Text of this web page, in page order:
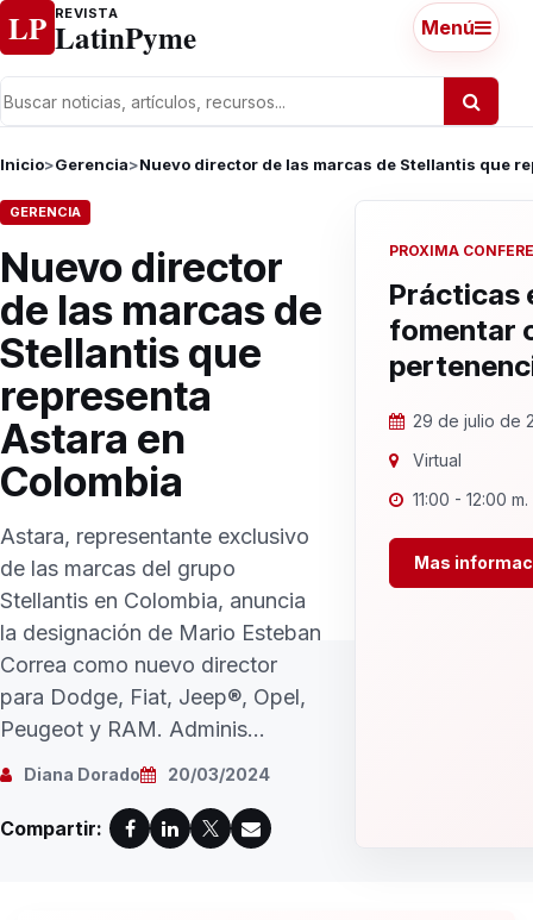
Ir al contenido
LP REVISTA
LatinPyme Menú
Inicio>Gerencia>Nuevo director de las marcas de Stellantis que
GERENCIA
Nuevo director
de las marcas de
Stellantis que
representa
Astara en
Colombia
Astara, representante exclusivo
de las marcas del grupo
Stellantis en Colombia, anuncia
la designación de Mario Esteban
Correa como nuevo director
para Dodge, Fiat, Jeep®, Opel,
Peugeot y RAM. Adminis...
Diana Dorado 20/03/2024
Compartir:
PROXIMA
Prácticas
fomentar
29 de julio de
Virtual
11:00 - 12:00 m.
Mas